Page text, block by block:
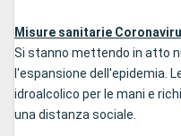
Misure sanitarie
Si stanno mettendo in atto
l'espansione dell'epidemia.
idroalcolico per le mani e
una distanza sociale.